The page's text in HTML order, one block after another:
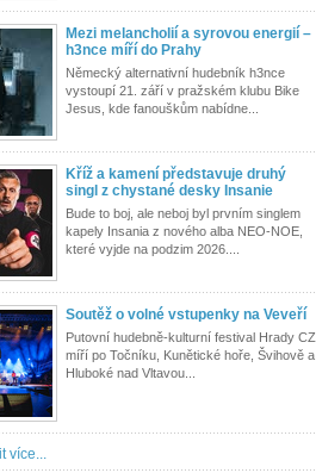
Mezi melancholií a syrovou energií –
h3nce míří do Prahy
Německý alternativní hudebník h3nce
vystoupí 21. září v pražském klubu Bike
Jesus, kde fanouškům nabídne...
Kříž a kamení představuje druhý
singl z chystané desky Insanie
Bude to boj, ale neboj byl prvním singlem
kapely Insania z nového alba NEO-NOE,
které vyjde na podzim 2026....
Soutěž o volné vstupenky na Veveří
Putovní hudebně-kulturní festival Hrady CZ
míří po Točníku, Kunětické hoře, Švihově a
Hluboké nad Vltavou...
více...